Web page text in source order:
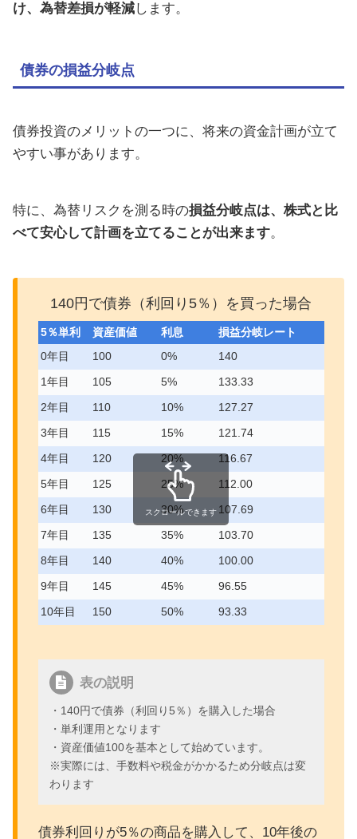
け、為替差損が軽減します。
債券の損益分岐点
債券投資のメリットの一つに、将来の資金計画が立て
やすい事があります。
特に、為替リスクを測る時の損益分岐点は、株式と比
べて安心して計画を立てることが出来ます。
140円で債券（利回り5％）を買った場合
5％単利 資産価値 利息
損益分岐レート
0年目
100 0% 140
1年目 105 5% 133.33
2年目 110 10% 127.27
3年目 115 15% 121.74
4年目 120 20% 116.67
5年目 125 25% 112.00
6年目 130 30% 107.69
7年目 135 35% 103.70
8年目 140 40% 100.00
9年目 145 45% 96.55
10年目 150 50% 93.33
スクロールできます
表の説明
・140円で債券（利回り5％）を購入した場合
・単利運用となります
・資産価値100を基本として始めています。
※実際には、手数料や税金がかかるため分岐点は変
わります
債券利回りが5％の商品を購入して、10年後の